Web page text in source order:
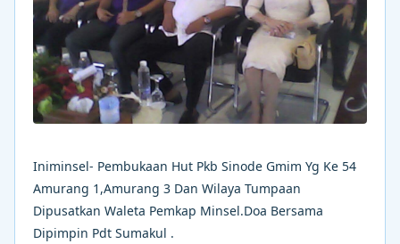
Iniminsel- Pembukaan Hut Pkb Sinode Gmim Yg Ke 54
Amurang 1,Amurang 3 Dan Wilaya Tumpaan
Dipusatkan Waleta Pemkap Minsel.Doa Bersama
Dipimpin Pdt Sumakul .